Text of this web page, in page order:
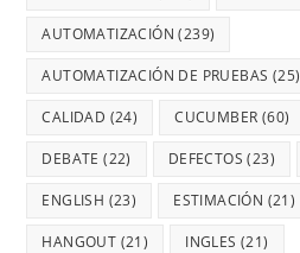
AUTOMATIZACIÓN (239)
AUTOMATIZACIÓN DE PRUEBAS (25)
CALIDAD (24) CUCUMBER (60)
DEBATE (22) DEFECTOS (23)
ENGLISH (23) ESTIMACIÓN (21)
HANGOUT (21) INGLES (21)